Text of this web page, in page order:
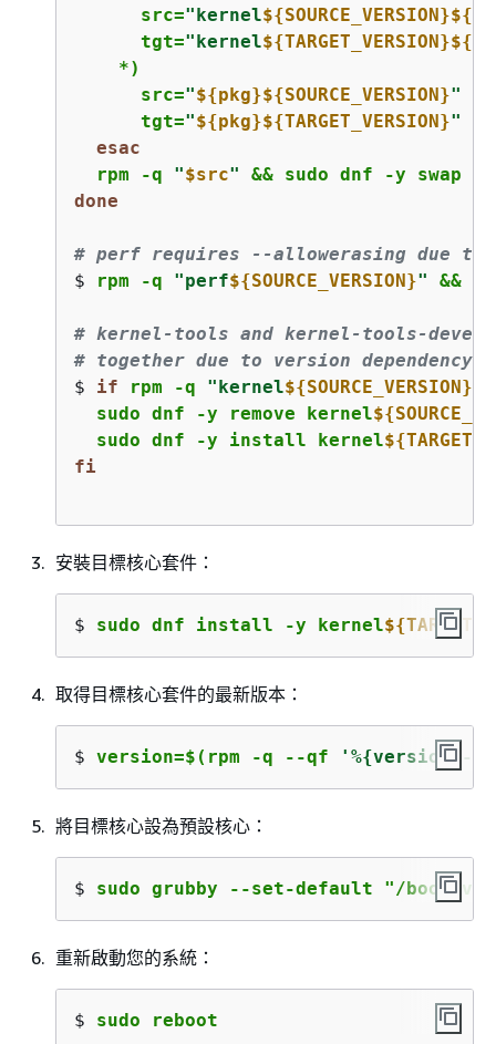
      src=
"kernel${SOURCE_VERSION}${
      tgt=
"kernel${TARGET_VERSION}${
    *)
      src=
"${pkg}${SOURCE_VERSION}"
      tgt=
"${pkg}${TARGET_VERSION}"
esac
  rpm -q
"$src" && sudo dnf -y swap
done
# perf requires --allowerasing due
$
rpm -q "perf${SOURCE_VERSION}" &&
# kernel-tools and kernel-tools-devel
# together due to version dependency
$ if rpm -q "kernel${SOURCE_VERSION}
  sudo dnf -y remove kernel
${
  sudo dnf -y install kernel
${
fi
安裝目標核心套件：
$ sudo dnf install -y kernel${
取得目標核心套件的最新版本：
$ version=$(rpm -q --qf '%{version}-%
將目標核心設為預設核心：
$ sudo grubby --set-default "/boot/
重新啟動您的系統：
$ sudo reboot